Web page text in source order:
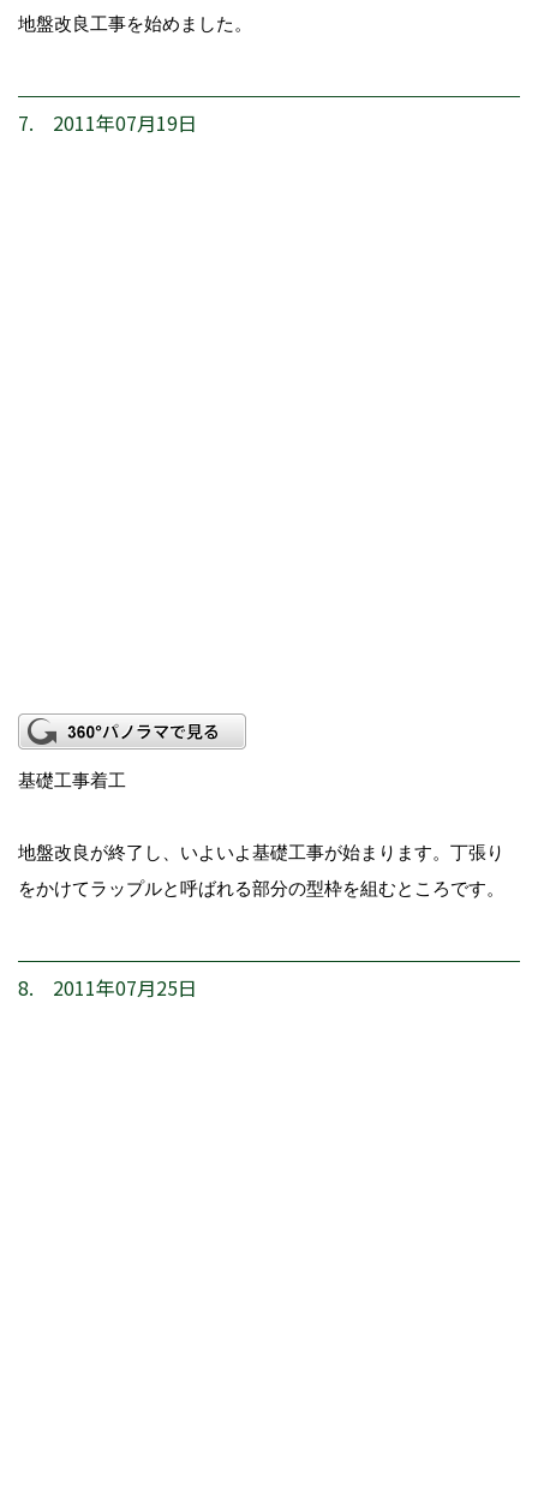
地盤改良工事を始めました。
7. 2011年07月19日
基礎工事着工
地盤改良が終了し、いよいよ基礎工事が始まります。丁張り
をかけてラップルと呼ばれる部分の型枠を組むところです。
8. 2011年07月25日